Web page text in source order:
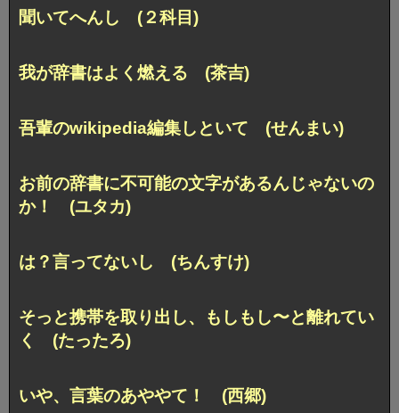
聞いてへんし (２科目)
我が辞書はよく燃える (茶吉)
吾輩のwikipedia編集しといて (せんまい)
お前の辞書に不可能の文字があるんじゃないの
か！ (ユタカ)
は？言ってないし (ちんすけ)
そっと携帯を取り出し、もしもし〜と離れてい
く (たったろ)
いや、言葉のあややて！ (西郷)